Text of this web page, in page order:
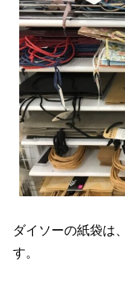
ダイソーの紙袋は
す。